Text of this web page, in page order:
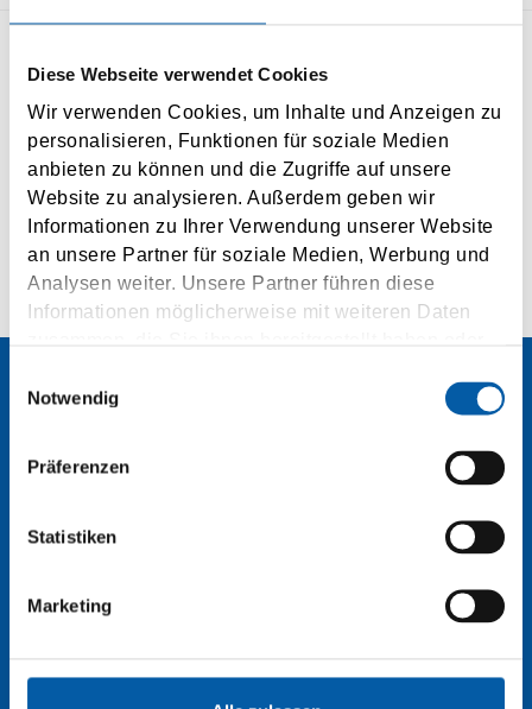
Diese Webseite verwendet Cookies
Wir verwenden Cookies, um Inhalte und Anzeigen zu
personalisieren, Funktionen für soziale Medien
anbieten zu können und die Zugriffe auf unsere
Website zu analysieren. Außerdem geben wir
Informationen zu Ihrer Verwendung unserer Website
an unsere Partner für soziale Medien, Werbung und
Analysen weiter. Unsere Partner führen diese
Informationen möglicherweise mit weiteren Daten
gesammelt haben.
Notwendig
Präferenzen
Statistiken
Marketing
IMPRESSUM
DATENSCHUTZ
BUCHEN
NEWSLETTER
Contact
PHONE